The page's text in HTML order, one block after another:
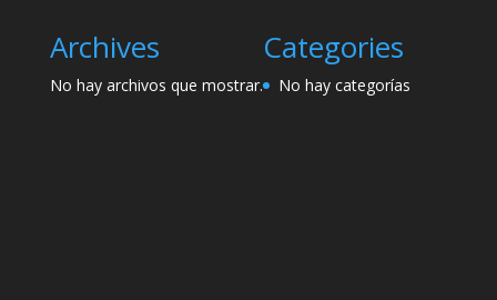
Archives
No hay archivos que mostrar.
Categories
No hay categorías